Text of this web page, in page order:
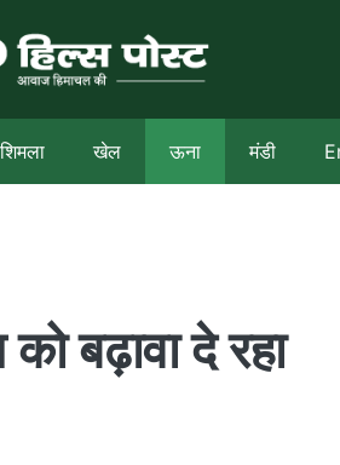
शिमला खेल ऊना मंडी
बढ़ावा दे रहा